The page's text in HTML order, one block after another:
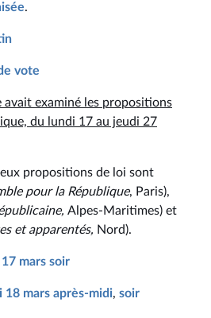
.
vote
avait examiné les propositions
du lundi 17 au jeudi 27
propositions de loi sont
pour la République, Paris),
Alpes-Maritimes) et
et apparentés, Nord).
17 mars soir
18 mars après-midi, soir